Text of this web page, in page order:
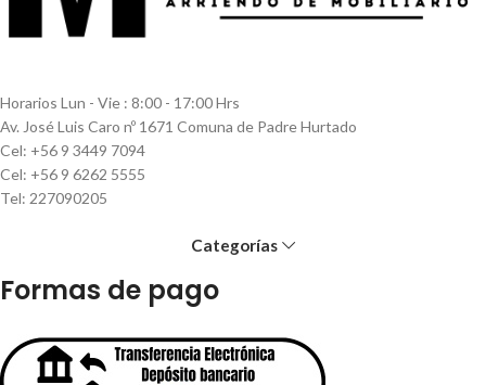
Horarios Lun - Vie : 8:00 - 17:00 Hrs
Av. José Luis Caro nº 1671 Comuna de Padre Hurtado
Cel: +56 9 3449 7094
Cel: +56 9 6262 5555
Tel: 227090205
Categorías
Formas de pago